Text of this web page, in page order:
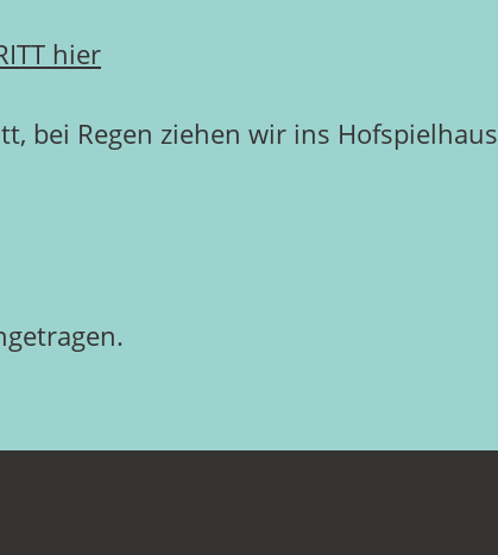
hier
bei Regen ziehen wir ins Hofspielhaus